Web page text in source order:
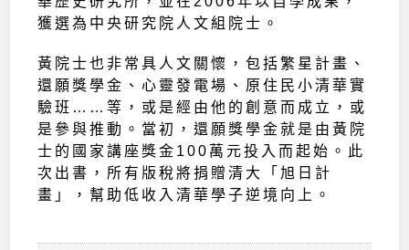
獲選為中央研究院人文組院士。
黃院士也非常具人文關懷，包括繁星計畫、
還願獎學金、心靈發電場、原住民小清華實
驗班……等，或是經由他的創意而成立，或
是參與推動。當初，還願獎學金就是由黃院
士的國家講座獎金100萬元投入而起始。此
次出書，所有版稅將捐贈清大「旭日計
畫」，幫助低收入清華學子逆境向上。